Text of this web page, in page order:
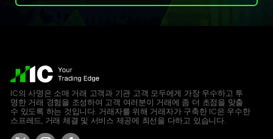
IC의 사명은 소매 거래 고객과 기관 고객 모두에게 가장 우수하고 투
명한 거래 경험을 조성하여 고객 여러분이 거래에 좀 더 초점을 맞출
수 있도록 하는 것입니다. 거래자를 위해 거래자가 구축한 IC은 우수한
스프레드, 거래 체결 및 서비스 제공에 최선을 다하고 있습니다.